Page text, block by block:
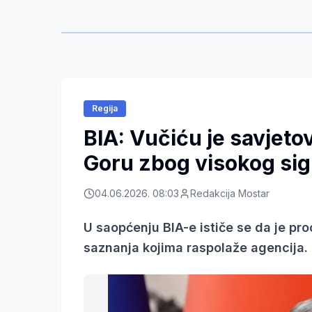
Regija
BIA: Vučiću je
Goru zbog visokog
04.06.2026. 08:03 Redakcija Mostar
U saopćenju BIA-e ističe se da je
saznanja kojima raspolaže agencija.